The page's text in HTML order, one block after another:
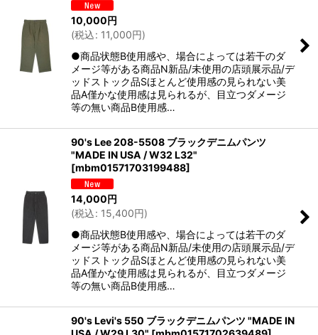
10,000円
(税込: 11,000円)
●商品状態B使用感や、場合によっては若干のダ
メージ等がある商品N新品/未使用の店頭展示品/デ
ッドストック品Sほとんど使用感の見られない美
品A僅かな使用感は見られるが、目立つダメージ
等の無い商品B使用感…
90's Lee 208-5508 ブラックデニムパンツ
"MADE IN USA / W32 L32"
[mbm01571703199488]
14,000円
(税込: 15,400円)
●商品状態B使用感や、場合によっては若干のダ
メージ等がある商品N新品/未使用の店頭展示品/デ
ッドストック品Sほとんど使用感の見られない美
品A僅かな使用感は見られるが、目立つダメージ
等の無い商品B使用感…
90's Levi's 550 ブラックデニムパンツ "MADE IN